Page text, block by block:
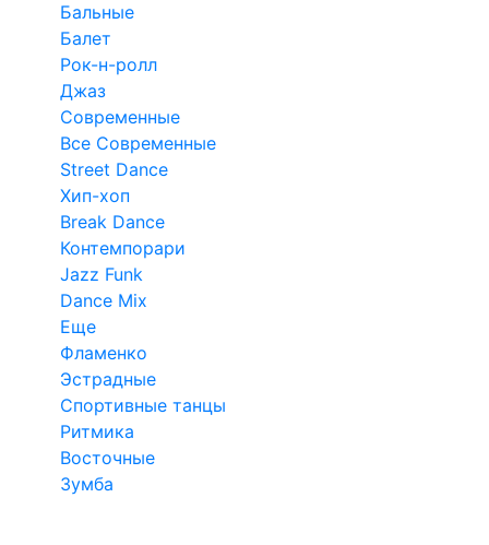
Бальные
Балет
Рок-н-ролл
Джаз
Современные
Все Современные
Street Dance
Хип-хоп
Break Dance
Контемпорари
Jazz Funk
Dance Mix
Еще
Фламенко
Эстрадные
Спортивные танцы
Ритмика
Восточные
Зумба